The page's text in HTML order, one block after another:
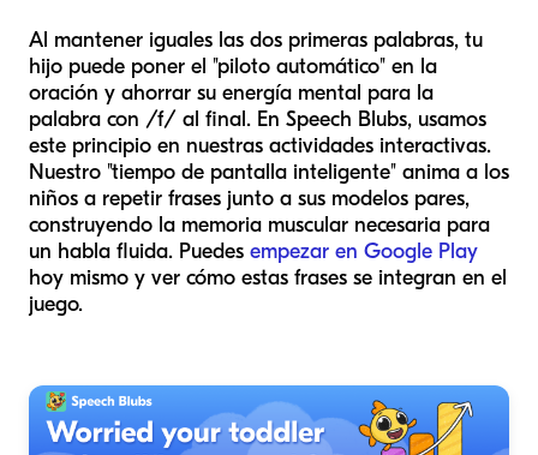
Al mantener iguales las dos primeras palabras, tu
hijo puede poner el "piloto automático" en la
oración y ahorrar su energía mental para la
palabra con /f/ al final. En Speech Blubs, usamos
este principio en nuestras actividades interactivas.
Nuestro "tiempo de pantalla inteligente" anima a los
niños a repetir frases junto a sus modelos pares,
construyendo la memoria muscular necesaria para
un habla fluida. Puedes empezar en Google Play
hoy mismo y ver cómo estas frases se integran en el
juego.